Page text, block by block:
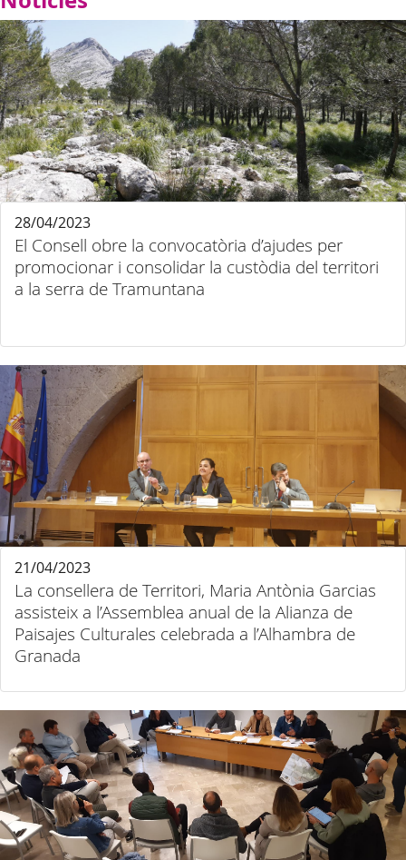
El Consell obre la convocatòria d’ajudes per
promocionar i consolidar la custòdia del territori
a la serra de Tramuntana
28/04/2023
La consellera de Territori, Maria Antònia Garcias
assisteix a l’Assemblea anual de la Alianza de
Paisajes Culturales celebrada a l’Alhambra de
Granada
21/04/2023